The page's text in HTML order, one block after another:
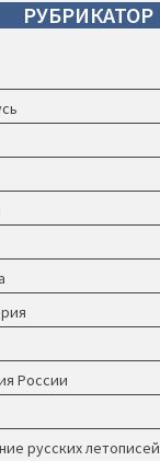
РУБРИКАТОР
России
русских летописей